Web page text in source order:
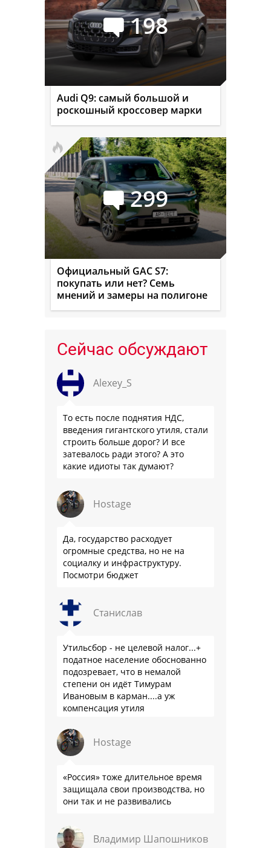
198
Audi Q9: самый большой и
роскошный кроссовер марки
299
Официальный GAC S7:
покупать или нет? Семь
мнений и замеры на полигоне
Сейчас обсуждают
Alexey_S
То есть после поднятия НДС,
введения гигантского утиля, стали
строить больше дорог? И все
затевалось ради этого? А это
какие идиоты так думают?
Hostage
Да, государство расходует
огромные средства, но не на
социалку и инфраструктуру.
Посмотри бюджет
Станислав
Утильсбор - не целевой налог...+
податное население обоснованно
подозревает, что в немалой
степени он идёт Тимурам
Ивановым в карман....а уж
компенсация утиля
что прям эталон коррупции
Hostage
«Россия» тоже длительное время
защищала свои производства, но
они так и не развивались
Владимир Шапошников